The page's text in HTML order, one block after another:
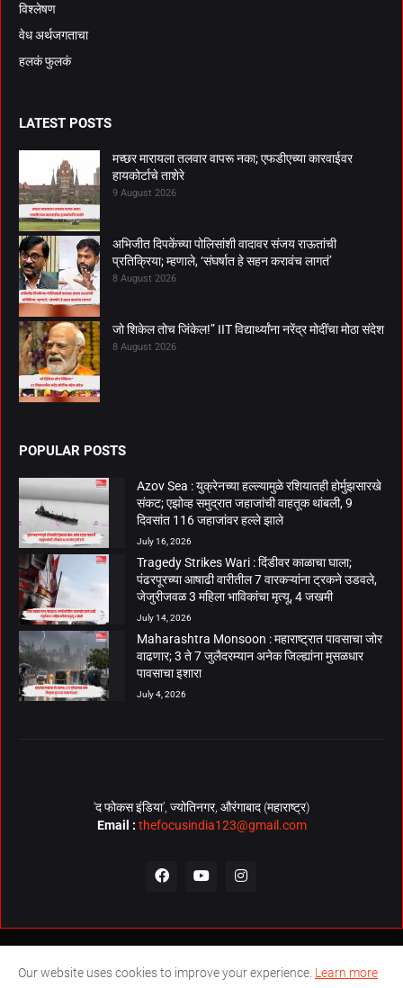
विश्लेषण
वेध अर्थजगताचा
हलकं फुलकं
LATEST POSTS
मच्छर मारायला तलवार वापरू नका; एफडीएच्या कारवाईवर
हायकोर्टाचे ताशेरे
9 August 2026
अभिजीत दिपकेंच्या पोलिसांशी वादावर संजय राऊतांची
प्रतिक्रिया; म्हणाले, ‘संघर्षात हे सहन करावंच लागतं’
8 August 2026
जो शिकेल तोच जिंकेल!” IIT विद्यार्थ्यांना नरेंद्र मोदींचा मोठा संदेश
8 August 2026
POPULAR POSTS
Azov Sea : युक्रेनच्या हल्ल्यामुळे रशियातही होर्मुझसारखे
संकट; एझोव्ह समुद्रात जहाजांची वाहतूक थांबली, 9
दिवसांत 116 जहाजांवर हल्ले झाले
July 16, 2026
Tragedy Strikes Wari : दिंडीवर काळाचा घाला;
पंढरपूरच्या आषाढी वारीतील 7 वारकऱ्यांना ट्रकने उडवले,
जेजुरीजवळ 3 महिला भाविकांचा मृत्यू, 4 जखमी
July 14, 2026
Maharashtra Monsoon : महाराष्ट्रात पावसाचा जोर
वाढणार; 3 ते 7 जुलैदरम्यान अनेक जिल्ह्यांना मुसळधार
पावसाचा इशारा
July 4, 2026
‘द फोकस इंडिया’, ज्योतिनगर, औरंगाबाद (महाराष्ट्र)
Email : thefocusindia123@gmail.com
About Us Contact Us The Focus India Policy
Our website uses cookies to improve your experience. Learn more